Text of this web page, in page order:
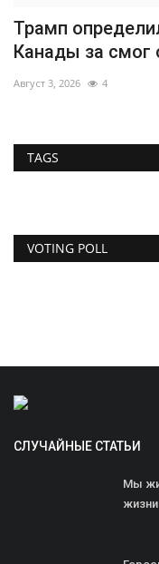
Трамп
Канады за смог
Август 3, 2026 4
TAGS
VOTING POLL
СЛУЧАЙНЫЕ СТАТЬИ
Мы
жизни